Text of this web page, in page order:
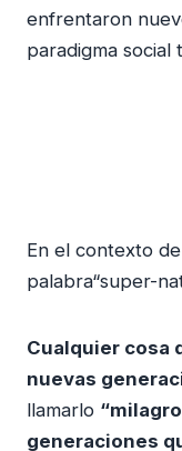
enfrentaron
paradigma social
En el contexto
palabra“super-
Cualquier cosa
nuevas
llamarlo
generaciones